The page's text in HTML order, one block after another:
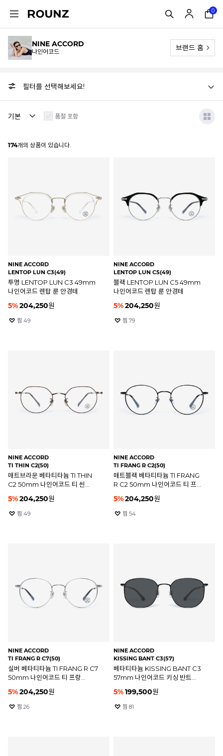
0
NINE ACCORD
나인어코드 브랜드 홈
필터를 선택해보세요!
품절 포함
174개의 상품이 있습니다.
NINE ACCORD
LENTOP LUN C3(49)
투명 LENTOP LUN C3 49mm
나인어코드 렌탑 룬 안경테
5%204,250원
찜 49
NINE ACCORD
LENTOP LUN C5(49)
블랙 LENTOP LUN C5 49mm
나인어코드 렌탑 룬 안경테
5%204,250원
찜 79
NINE ACCORD
TI THIN C2(50)
매트브라운 베타티타늄 TI THIN
C2 50mm 나인어코드 티 씬
5%204,250원
찜 49
NINE ACCORD
TI FRANG R C2(50)
매트블랙 베타티타늄 TI FRANG
R C2 50mm 나인어코드 티 프랑
5%204,250원
찜 54
NINE ACCORD
TI FRANG R C7(50)
실버 베타티타늄 TI FRANG R C7
50mm 나인어코드 티 프랑
5%204,250원
찜 26
NINE ACCORD
KISSING BANT C3(57)
베타티타늄 KISSING BANT C3
57mm 나인어코드 키싱 반트
5%199,500원
찜 81